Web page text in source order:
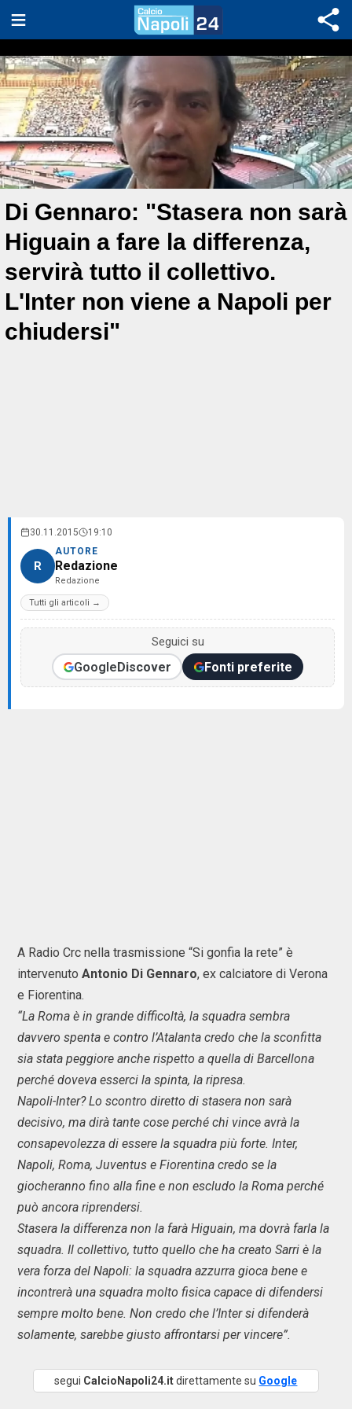
Di Gennaro: "Stasera non sarà
Higuain a fare la differenza,
servirà tutto il collettivo.
L'Inter non viene a Napoli per
chiudersi"
30.11.2015 19:10
R
AUTORE
Redazione
Redazione
Tutti gli articoli →
Seguici su
GoogleDiscover Fonti preferite
A Radio Crc nella trasmissione “Si gonfia la rete” è
intervenuto Antonio Di Gennaro, ex calciatore di Verona
e Fiorentina.
“La Roma è in grande difficoltà, la squadra sembra
davvero spenta e contro l’Atalanta credo che la sconfitta
sia stata peggiore anche rispetto a quella di Barcellona
perché doveva esserci la spinta, la ripresa.
Napoli-Inter? Lo scontro diretto di stasera non sarà
decisivo, ma dirà tante cose perché chi vince avrà la
consapevolezza di essere la squadra più forte. Inter,
Napoli, Roma, Juventus e Fiorentina credo se la
giocheranno fino alla fine e non escludo la Roma perché
può ancora riprendersi.
Stasera la differenza non la farà Higuain, ma dovrà farla la
squadra. Il collettivo, tutto quello che ha creato Sarri è la
vera forza del Napoli: la squadra azzurra gioca bene e
incontrerà una squadra molto fisica capace di difendersi
sempre molto bene. Non credo che l’Inter si difenderà
solamente, sarebbe giusto affrontarsi per vincere”.
segui CalcioNapoli24.itdirettamente su Google